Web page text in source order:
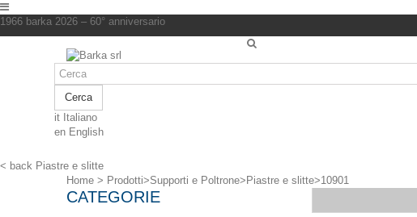
1966 barka 2026 – 60° anniversario
Cerca
it Italiano
en English
< back Piastre e slitte
Home > Prodotti>Supporti e Poltrone> Piastre e slitte>10901
CATEGORIE